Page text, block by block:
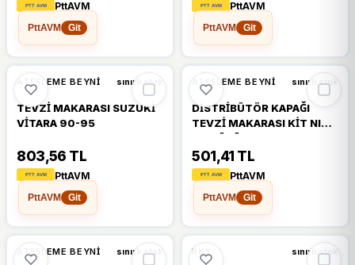
PttAVM
PttAVM
Git
PttAVM
PttAVM
Git
ATEŞLEME BEYNI sınırlı stok
TEVZİ MAKARASI SUZUKİ
VİTARA 90-95
803,56 TL
PttAVM
PttAVM
Git
ATEŞLEME BEYNI sınırlı stok
DİSTRİBÜTÖR KAPAĞI
TEVZİ MAKARASI KİT NIVA
ORJ.ÜRÜN
501,41 TL
PttAVM
PttAVM
Git
ATEŞLEME BEYNI sınırlı stok RKS sınırlı stok